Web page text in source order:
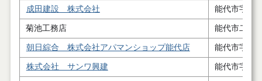
成田建設 株式会社 能代市字鳥
菊池工務店 能代市二ツ
朝日綜合 株式会社アパマンショップ能代店 能代市字寿
株式会社 サンワ興建 能代市字高